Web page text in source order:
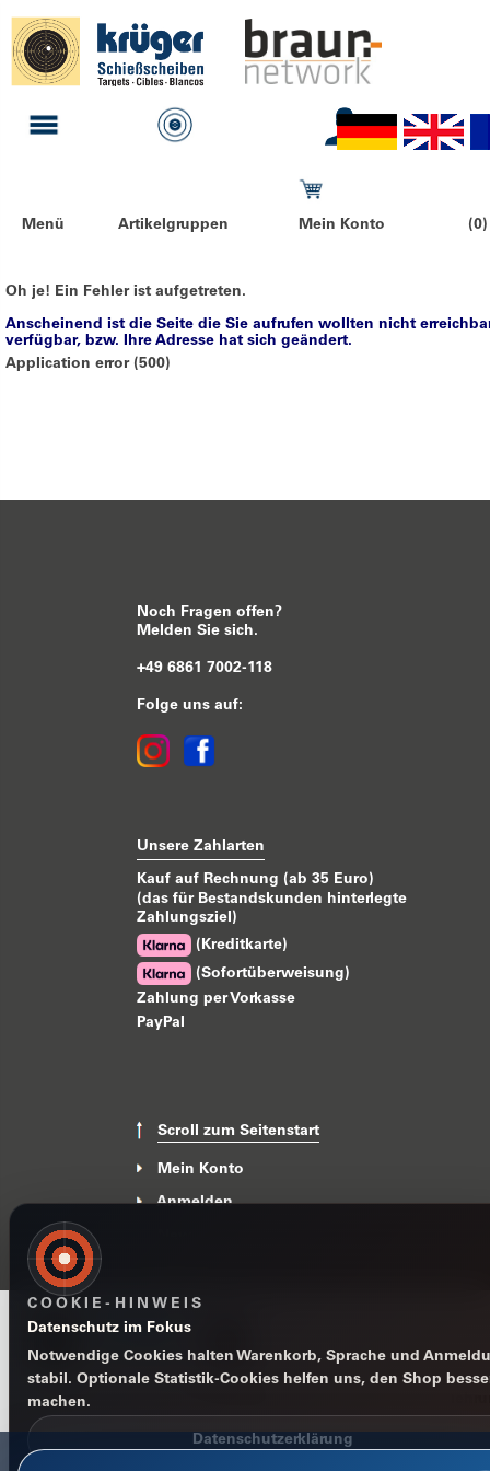
Menü Artikelgruppen Mein Konto
Oh je! Ein Fehler ist aufgetreten.
Anscheinend ist die Seite die Sie aufrufen wollten nicht
verfügbar, bzw. Ihre Adresse hat sich geändert.
Application error (500)
Noch Fragen offen?
Melden Sie sich.
+49 6861 7002-118
Folge uns auf:
Unsere Zahlarten
Kauf auf Rechnung (ab 35 Euro)
(das für Bestandskunden hinterlegte
Zahlungsziel)
(Kreditkarte)
(Sofortüberweisung)
Zahlung per Vorkasse
PayPal
Scroll zum Seitenstart
Mein Konto
Anmelden
Impressum
COOKIE-HINWEIS
Datenschutz im Fokus
Notwendige Cookies halten Warenkorb, Sprache und
stabil. Optionale Statistik-Cookies helfen uns, den Shop
machen.
Datenschutzerklärung